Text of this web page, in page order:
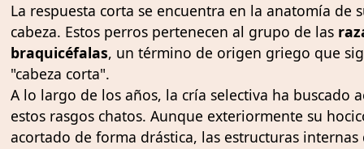
La respuesta corta se encuentra en la anatomía de
cabeza. Estos perros pertenecen al grupo de las
braquicéfalas, un término de origen griego que
"cabeza corta".
A lo largo de los años, la cría selectiva ha buscado
estos rasgos chatos. Aunque exteriormente su
acortado de forma drástica, las estructuras internas